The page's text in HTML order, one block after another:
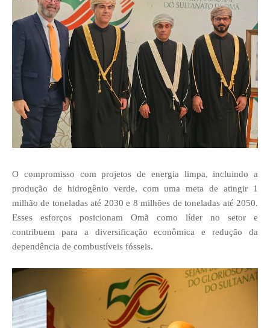
O compromisso com projetos de energia limpa, incluindo a
produção de hidrogênio verde, com uma meta de atingir 1
milhão de toneladas até 2030 e 8 milhões de toneladas até 2050.
Esses esforços posicionam Omã como líder no setor e
contribuem para a diversificação econômica e redução da
dependência de combustíveis fósseis.